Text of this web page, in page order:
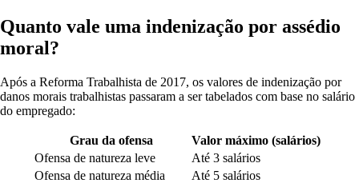
Quanto vale uma indenização por assédio
moral?
Após a Reforma Trabalhista de 2017, os valores de indenização por
danos morais trabalhistas passaram a ser tabelados com base no salário
do empregado:
Grau da ofensa
Valor máximo (salários)
Ofensa de natureza leve
Até 3 salários
Ofensa de natureza média
Até 5 salários